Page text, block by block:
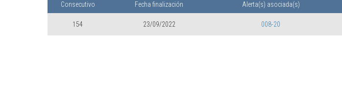
Consecutivo Fecha finalización Alerta(s) asociada(s)
154 23/09/2022 008-20